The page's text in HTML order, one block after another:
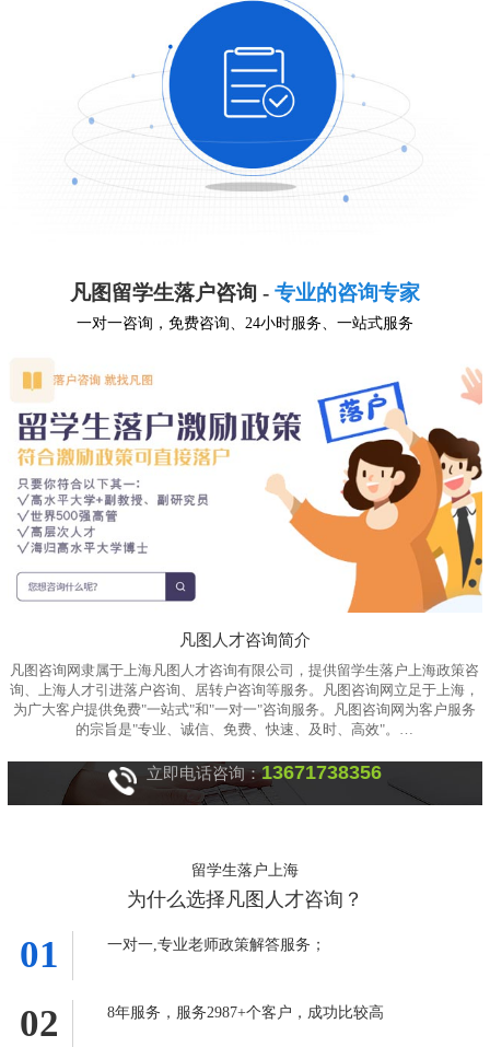
凡图留学生落户咨询 - 专业的咨询专家
一对一咨询，免费咨询、24小时服务、一站式服务
凡图人才咨询简介
凡图咨询网隶属于上海凡图人才咨询有限公司，提供留学生落户上海政策咨
询、上海人才引进落户咨询、居转户咨询等服务。凡图咨询网立足于上海，
为广大客户提供免费"一站式"和"一对一"咨询服务。凡图咨询网为客户服务
的宗旨是"专业、诚信、免费、快速、及时、高效"。…
立即电话咨询：13671738356
留学生落户上海
为什么选择凡图人才咨询？
01 一对一,专业老师政策解答服务；
02 8年服务，服务2987+个客户，成功比较高